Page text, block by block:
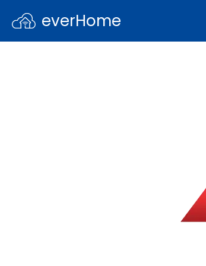
everHome